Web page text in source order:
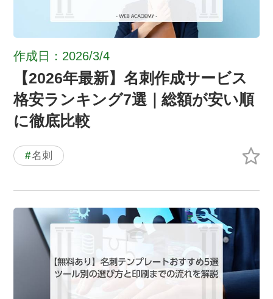
作成日：2026/3/4
【2026年最新】名刺作成サービス
格安ランキング7選｜総額が安い順
に徹底比較
#名刺